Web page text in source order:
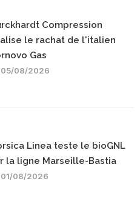
Compression
le rachat de l'italien
Gas
05/08/2026
Linea teste le bioGNL
la ligne Marseille-Bastia
01/08/2026